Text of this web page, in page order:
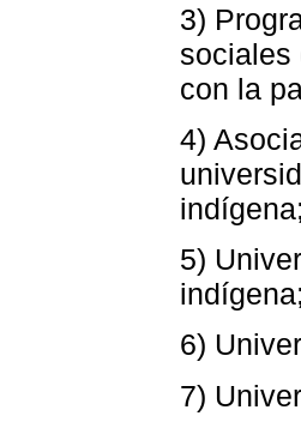
3)
sociales
con la
4)
indígena;
5)
indígena;
6)
7)